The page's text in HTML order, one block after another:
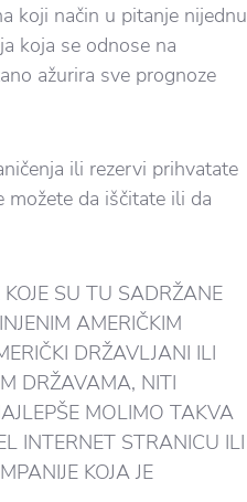
koji način u pitanje nijednu
koja se odnose na
ažurira sve prognoze
ili rezervi prihvatate
da iščitate ili da
SU TU SADRŽANE
AMERIČKIM
DRŽAVLJANI ILI
DRŽAVAMA, NITI
MOLIMO TAKVA
INTERNET STRANICU ILI
KOJA JE